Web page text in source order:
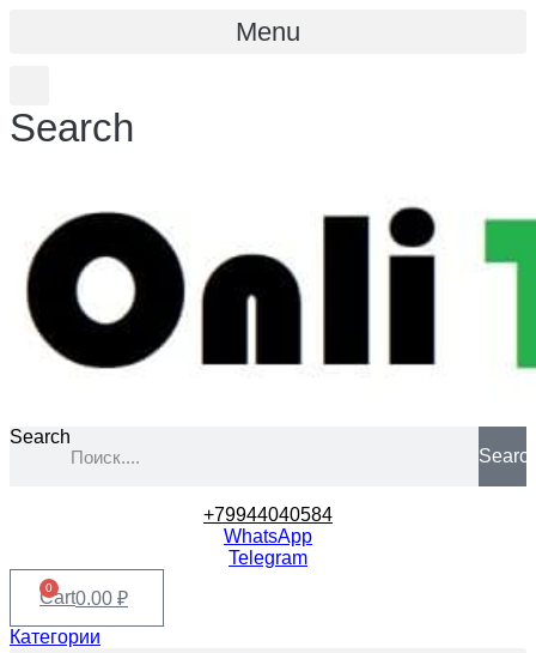
Menu
Search
Search
+79944040584
WhatsApp
Telegram
0.00 ₽
0
Cart
Категории